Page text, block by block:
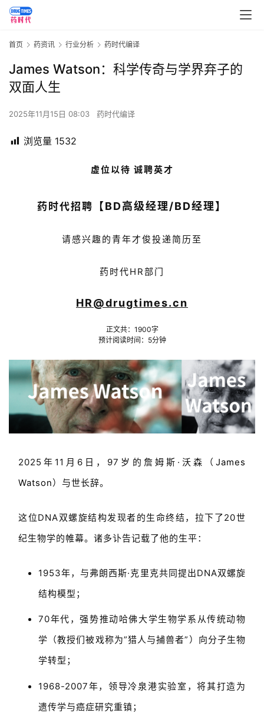
首页 药资讯 行业分析 药时代编译
James Watson：科学传奇与学界弃子的
双面人生
2025年11月15日 08:03 药时代编译
浏览量 1532
虚位以待 诚聘英才
药时代招聘 【BD高级经理/BD经理】
请感兴趣的青年才俊投递简历至
药时代HR部门
HR@drugtimes.cn
正文共： 1900字
预计阅读时间：5分钟
2025年11月6日，97岁的詹姆斯·沃森（ James
Watson）与世长辞。
这位DNA双螺旋结构发现者的生命终结，拉下了20世
纪生物学的帷幕。诸多讣告记载了他的生平：
1953年，与弗朗西斯·克里克共同提出DNA双螺旋
结构模型；
70年代，强势推动哈佛大学生物学系从传统动物
学（教授们被戏称为”猎人与捕兽者”）向分子生物
学转型；
1968-2007年，领导冷泉港实验室，将其打造为
遗传学与癌症研究重镇；